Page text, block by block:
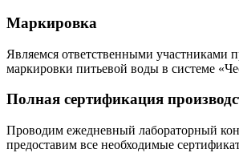
Маркировка
Являемся ответственными участниками
маркировки питьевой воды в системе
Полная сертификация
Проводим ежедневный лабораторный
предоставим все необходимые